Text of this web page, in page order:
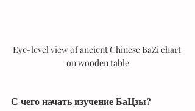
Eye-level view of ancient Chinese BaZi chart
on wooden table
С чего начать изучение БаЦзы?